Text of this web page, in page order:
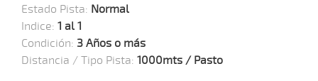
Estado Pista: Normal
Indice: 1 al 1
Condición: 3 Años o más
Distancia / Tipo Pista: 1000mts / Pasto